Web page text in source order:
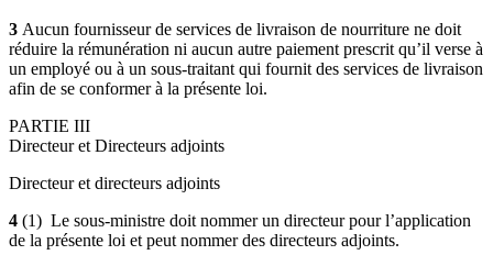
3 Aucun fournisseur de services de livraison de nourriture ne doit
réduire la rémunération ni aucun autre paiement prescrit qu’il verse à
un employé ou à un sous-traitant qui fournit des services de livraison
afin de se conformer à la présente loi.
PARTIE III
Directeur et Directeurs adjoints
Directeur et directeurs adjoints
4 (1) Le sous-ministre doit nommer un directeur pour l’application
de la présente loi et peut nommer des directeurs adjoints.